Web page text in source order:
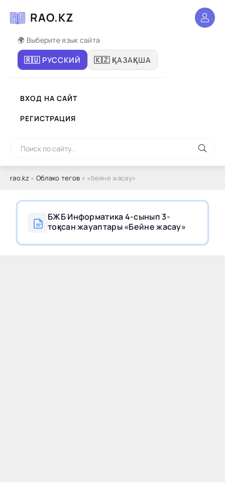
RAO.KZ
🌍 Выберите язык сайта
🇷🇺 РУССКИЙ 🇰🇿 ҚАЗАҚША
ВХОД НА САЙТ
РЕГИСТРАЦИЯ
rao.kz» Облако тегов » «бейне жасау»
БЖБ Информатика 4-сынып 3-
тоқсан жауаптары «Бейне жасау»